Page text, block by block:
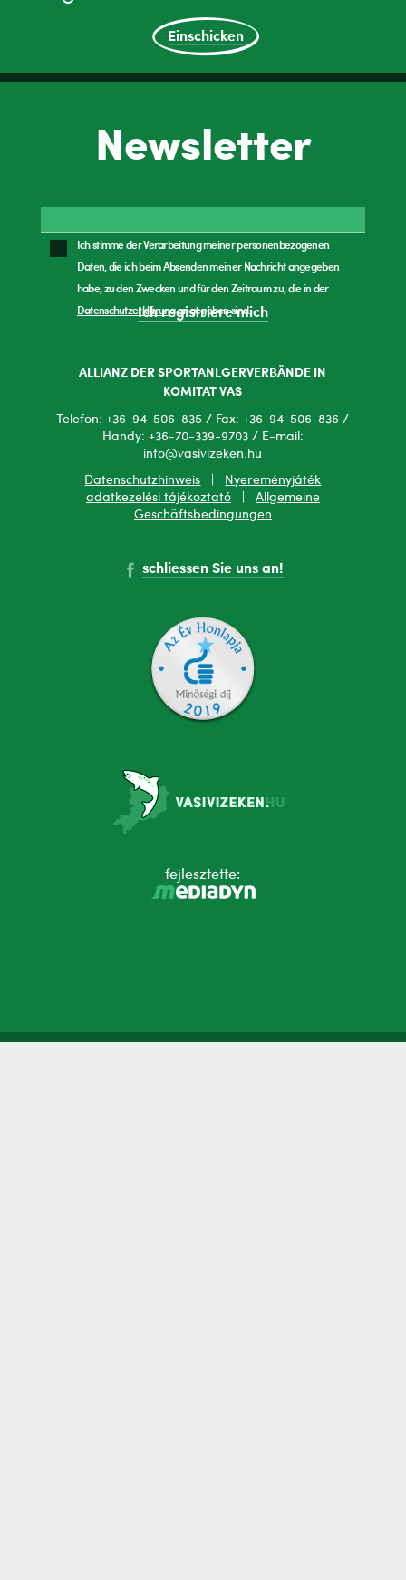
Einschicken
Newsletter
Ich stimme der Verarbeitung meiner personenbezogenen
Daten, die ich beim Absenden meiner Nachricht angegeben
habe, zu den Zwecken und für den Zeitraum zu, die in der
Datenschutzerklärungangegeben sind.
Ich registriere mich
ALLIANZ DER SPORTANLGERVERBÄNDE IN
KOMITAT VAS
Telefon: +36-94-506-835 / Fax: +36-94-506-836 /
Handy: +36-70-339-9703 / E-mail:
info@vasivizeken.hu
Datenschutzhinweis
Nyereményjáték
adatkezelési tájékoztató| Allgemeine
Geschäftsbedingungen
schliessen Sie uns an!
fejlesztette: